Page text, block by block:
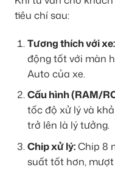
tiêu chí sau:
Tương thích với xe:
động tốt với màn
Auto của xe.
Cấu hình (RAM/
tốc độ xử lý và
trở lên là lý tưởng.
Chip xử lý:Chip 8
suất tốt hơn,